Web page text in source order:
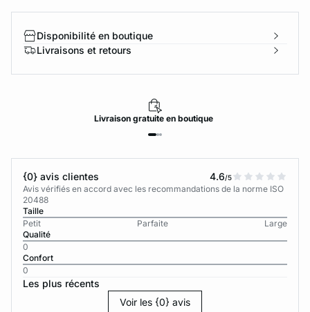
Disponibilité en boutique
Livraisons et retours
Livraisongratuiteen boutique
{0} avis clientes 4.6/5
Avis vérifiés en accord avec les recommandations de la norme ISO
20488
Taille
Petit
Parfaite
Large
Qualité
0
Confort
0
Les plus récents
Voir les {0} avis